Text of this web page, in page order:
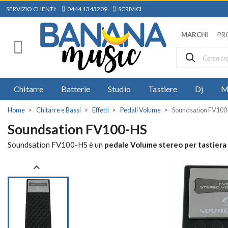
SERVIZIO CLIENTI: 0444 1343209 SCRIVICI
MARCHI
Chitarre Batterie Studio Tastiere Dj
Home Chitarre e Bassi Effetti Pedali Volume Soundsation
Soundsation FV100-HS
Soundsation FV100-HS è un pedale Volume stereo per
